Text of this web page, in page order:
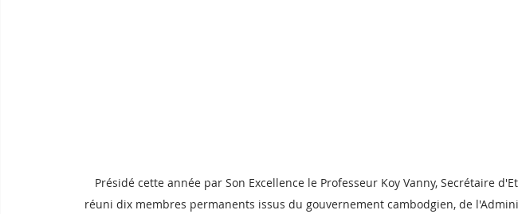
Présidé cette année par Son Excellence le Professeur Koy Vanny, Secrétaire
réuni dix membres permanents issus du gouvernement cambodgien, de